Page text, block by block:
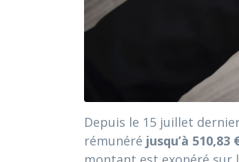
Depuis le 15 juillet
rémunéré jusqu’à